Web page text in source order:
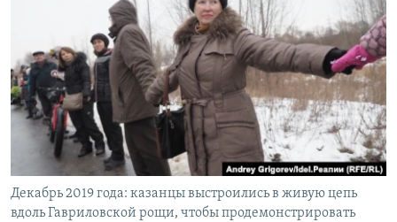
РАСПИСАНИЕ ВЕЩАНИЯ
ПОДПИШИТЕСЬ НА РАССЫЛКУ
СОЦИАЛЬНЫЕ СЕТИ
Все сайты РСЕ/РС
Декабрь 2019 года: казанцы выстроились в живую цепь
вдоль Гавриловской рощи, чтобы продемонстрировать